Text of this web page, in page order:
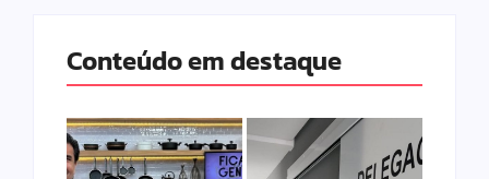
Conteúdo em destaque